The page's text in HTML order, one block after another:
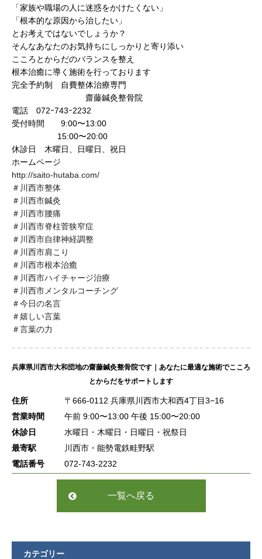
「家族や職場の人に迷惑をかけたくない」
「根本的な原因から治したい」
とお考えではないでしょうか？
そんなあなたのお気持ちにしっかりと寄り添い
こころとからだのバランスを整え
根本治癒に導く施術を行っております
完全予約制 自費整体治療専門
齋藤鍼灸整骨院
電話 072ｰ743ｰ2232
受付時間 9:00〜13:00
15:00〜20:00
休診日 木曜日、日曜日、祝日
ホームページ
http://saito-hutaba.com/
＃川西市整体
＃川西市鍼灸
＃川西市腰痛
＃川西市脊柱菅狭窄症
＃川西市自律神経調整
＃川西市肩こり
＃川西市根本治癒
＃川西市ハイチャージ治療
＃川西市メンタルコーチング
＃今日の名言
＃嬉しい言葉
＃言葉の力
兵庫県川西市大和団地の齋藤鍼灸整骨院です｜あなたに最適な施術でこころ
とからだをサポートします
住所
〒666-0112 兵庫県川西市大和西4丁目3−16
営業時間
午前 9:00〜13:00 午後 15:00〜20:00
休診日
水曜日・木曜日・日曜日・祝祭日
最寄駅
川西市・能勢電鉄畦野駅
電話番号
072-743-2232
一覧へ戻る
カテゴリー